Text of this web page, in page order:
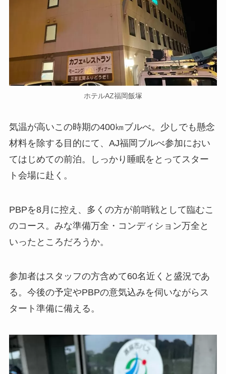
ホテルAZ福岡飯塚
気温が高いこの時期の400㎞ブルべ。少しでも懸念
材料を除する目的にて、AJ福岡ブルべ参加におい
てはじめての前泊。しっかり睡眠をとってスター
ト会場に赴く。
PBPを8月に控え、多くの方が前哨戦として臨むこ
のコース。みな準備万全・コンディション万全と
いったところだろうか。
参加者はスタッフの方含めて60名近くと盛況であ
る。今後の予定やPBPの意気込みを伺いながらス
タート準備に備える。